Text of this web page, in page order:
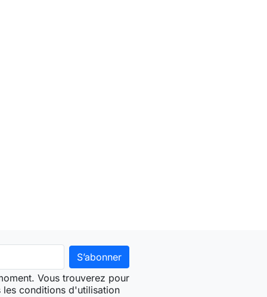
Vous trouverez pour
conditions d'utilisation